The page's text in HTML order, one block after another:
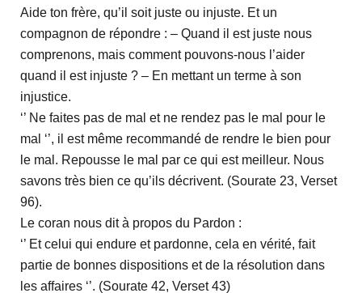
Aide ton frère, qu’il soit juste ou injuste. Et un
compagnon de répondre : – Quand il est juste nous
comprenons, mais comment pouvons-nous l’aider
quand il est injuste ? – En mettant un terme à son
injustice.
‘’ Ne faites pas de mal et ne rendez pas le mal pour le
mal ‘’, il est même recommandé de rendre le bien pour
le mal. Repousse le mal par ce qui est meilleur. Nous
savons très bien ce qu’ils décrivent. (Sourate 23, Verset
96).
Le coran nous dit à propos du Pardon :
‘’ Et celui qui endure et pardonne, cela en vérité, fait
partie de bonnes dispositions et de la résolution dans
les affaires ‘’. (Sourate 42, Verset 43)